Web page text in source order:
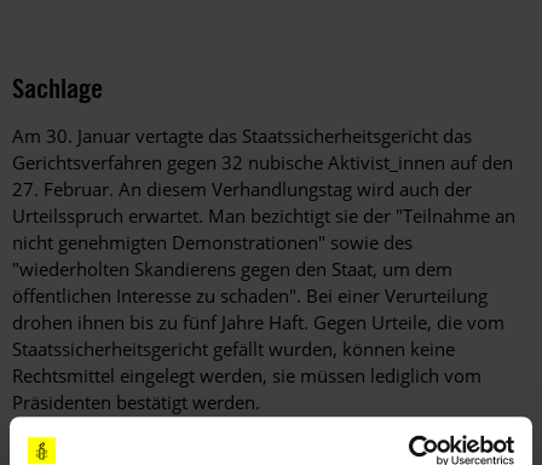
Sachlage
Am 30. Januar vertagte das Staatssicherheitsgericht das
Gerichtsverfahren gegen 32 nubische Aktivist_innen auf den
27. Februar. An diesem Verhandlungstag wird auch der
Urteilsspruch erwartet. Man bezichtigt sie der "Teilnahme an
nicht genehmigten Demonstrationen" sowie des
"wiederholten Skandierens gegen den Staat, um dem
öffentlichen Interesse zu schaden". Bei einer Verurteilung
drohen ihnen bis zu fünf Jahre Haft. Gegen Urteile, die vom
Staatssicherheitsgericht gefällt wurden, können keine
Rechtsmittel eingelegt werden, sie müssen lediglich vom
Präsidenten bestätigt werden.
Die ägyptischen Behörden haben bislang keine